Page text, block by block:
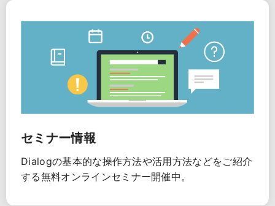
セミナー情報
Dialogの基本的な操作方法や活用方法などをご紹介
する無料オンラインセミナー開催中。